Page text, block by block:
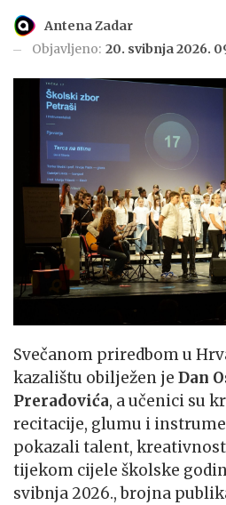
Antena Zadar
Objavljeno: 20. svibnja 2026.
Svečanom priredbom u
kazalištu obilježen je Dan
Preradovića, a učenici su
recitacije, glumu i
pokazali talent,
tijekom cijele školske
svibnja 2026., brojna